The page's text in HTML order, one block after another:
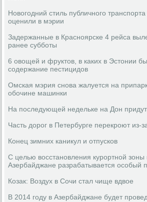
Новогодний стиль публичного
оценили в мэрии
Задержанные в Красноярске 4 рейса
ранее субботы
6 овощей и фруктов, в каких в Эстонии
содержание пестицидов
Омская мэрия снова жалуется на
обочине машинки
На последующей недельке на Дон
Часть дорог в Петербурге перекроют из-
Конец зимних каникул и отпусков
С целью восстановления курортной
Азербайджане разрабатывается особый
Козак: Воздух в Сочи стал чище вдвое
В 2014 году в Азербайджане будет